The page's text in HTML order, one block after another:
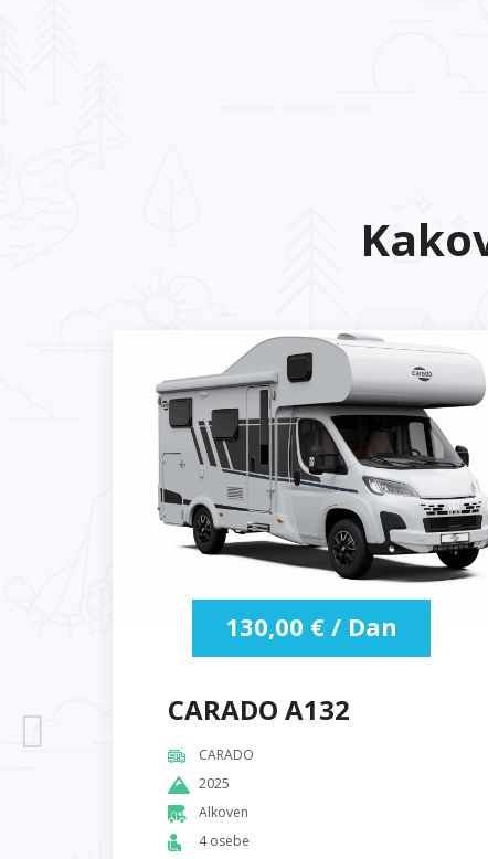
130,00 € / Dan
CARADO A132
CARADO
2025
Alkoven
4 osebe